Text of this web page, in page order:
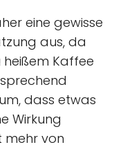
eine gewisse
aus, da
Kaffee
dass etwas
Wirkung
mehr von